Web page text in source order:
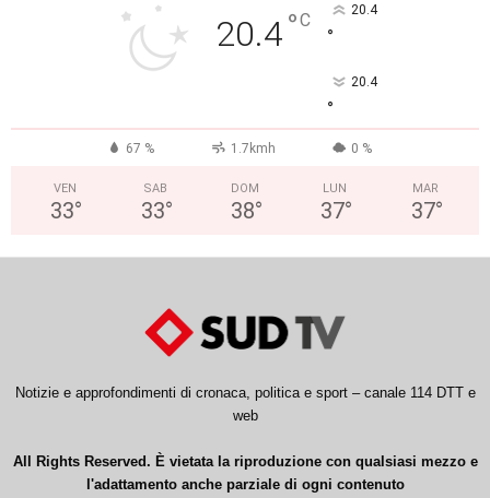
20.4°C 20.4
°
20.4
°
67 % 1.7kmh 0 %
VEN
33°
SAB
33°
DOM
38°
LUN
37°
MAR
37°
Notizie e approfondimenti di cronaca, politica e sport – canale 114 DTT e
web
All Rights Reserved. È vietata la riproduzione con qualsiasi mezzo e
l'adattamento anche parziale di ogni contenuto